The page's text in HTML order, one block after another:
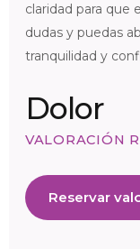
claridad para que
dudas y puedas
tranquilidad y
Dolor
VALORACIÓN
Reservar